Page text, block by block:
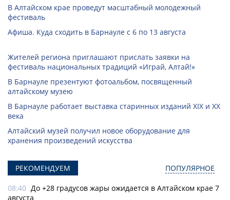
В Алтайском крае проведут масштабный молодежный
фестиваль
Афиша. Куда сходить в Барнауле с 6 по 13 августа
Жителей региона приглашают прислать заявки на
фестиваль национальных традиций «Играй, Алтай!»
В Барнауле презентуют фотоальбом, посвященный
алтайскому музею
В Барнауле работает выставка старинных изданий XIX и XX
века
Алтайский музей получил новое оборудование для
хранения произведений искусства
РЕКОМЕНДУЕМ ПОПУЛЯРНОЕ
08:40 До +28 градусов жары ожидается в Алтайском крае 7
августа